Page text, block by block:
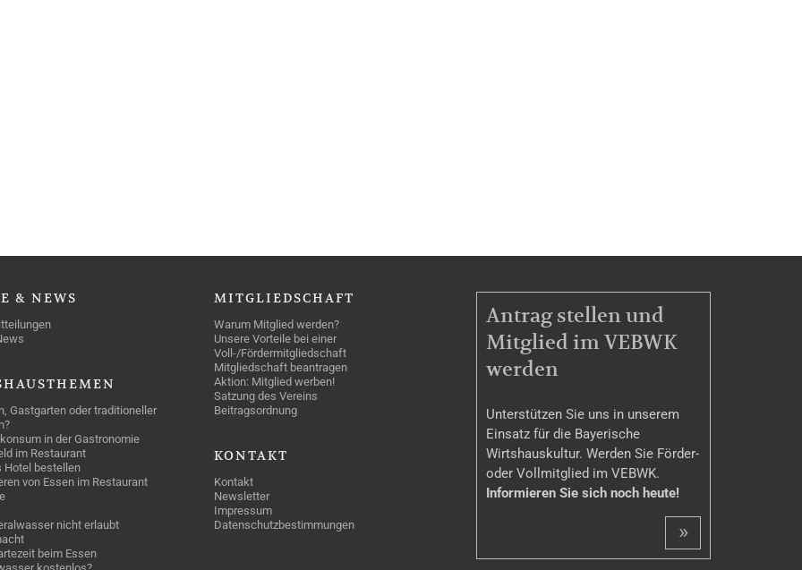
& NEWS
Gastgarten oder traditioneller
in der Gastronomie
im Restaurant
Hotel bestellen
von Essen im Restaurant
nicht erlaubt
beim Essen
MITGLIEDSCHAFT
Warum Mitglied werden?
Unsere Vorteile bei einer
Voll-/Fördermitgliedschaft
Mitgliedschaft beantragen
Aktion: Mitglied werben!
Satzung des Vereins
Beitragsordnung
KONTAKT
Kontakt
Newsletter
Impressum
Datenschutzbestimmungen
MITGLIEDSCHAFT
Antrag stellen und
Mitglied im VEBWK
werden
Unterstützen Sie uns in unserem
Einsatz für die Bayerische
Wirtshauskultur. Werden Sie Förder-
oder Vollmitglied im VEBWK.
Informieren Sie sich noch heute!
»